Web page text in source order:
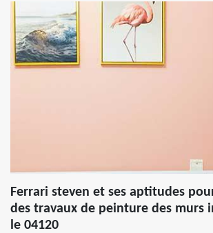
Ferrari steven et ses aptitudes
des travaux de peinture des murs
le 04120